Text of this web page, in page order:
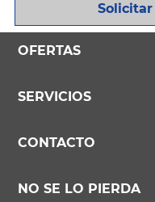
OFERTAS
SERVICIOS
CONTACTO
NO SE LO PIERDA